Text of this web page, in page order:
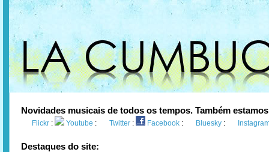
Novidades musicais de todos os tempos. Também
Flickr : Youtube : Twitter : Facebook : Bluesky :
Destaques do site: